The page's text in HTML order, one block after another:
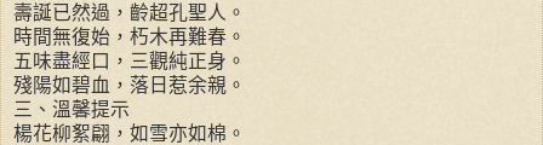
壽誕已然過，齡超孔聖人。
時間無復始，朽木再難春。
五味盡經口，三觀純正身。
殘陽如碧血，落日惹余親。
三、溫馨提示
楊花柳絮翩，如雪亦如棉。